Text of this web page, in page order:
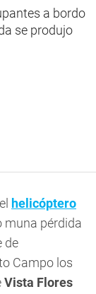
a bordo
se produjo
helicóptero
muna pérdida
de
Campo los
Vista Flores